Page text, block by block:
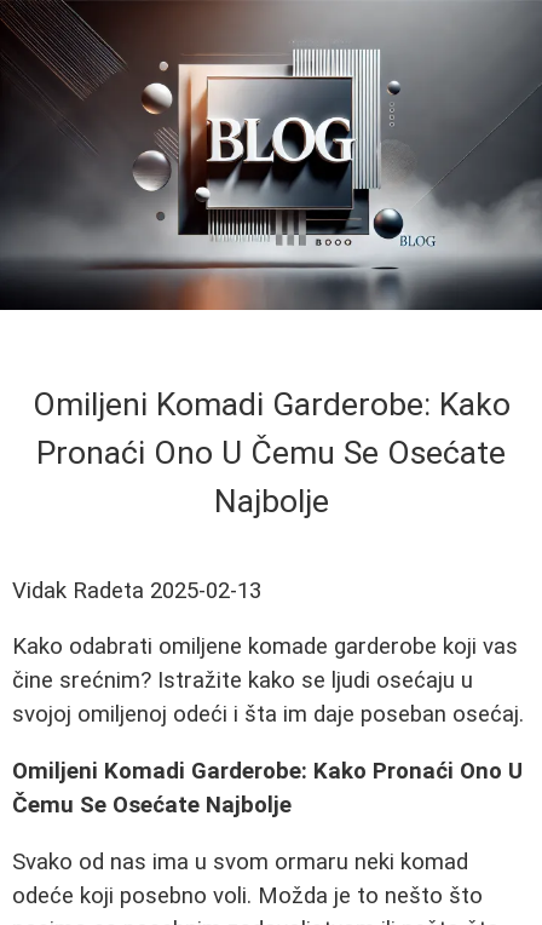
Omiljeni Komadi Garderobe: Kako
Pronaći Ono U Čemu Se Osećate
Najbolje
Vidak Radeta 2025-02-13
Kako odabrati omiljene komade garderobe koji vas
čine srećnim? Istražite kako se ljudi osećaju u
svojoj omiljenoj odeći i šta im daje poseban osećaj.
Omiljeni Komadi Garderobe: Kako Pronaći Ono U
Čemu Se Osećate Najbolje
Svako od nas ima u svom ormaru neki komad
odeće koji posebno voli. Možda je to nešto što